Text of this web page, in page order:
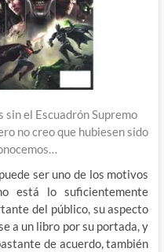
el Escuadrón Supremo
no creo que hubiesen sido
ser uno de los motivos
está lo suficientemente
del público, su aspecto
a un libro por su portada, y
de acuerdo, también